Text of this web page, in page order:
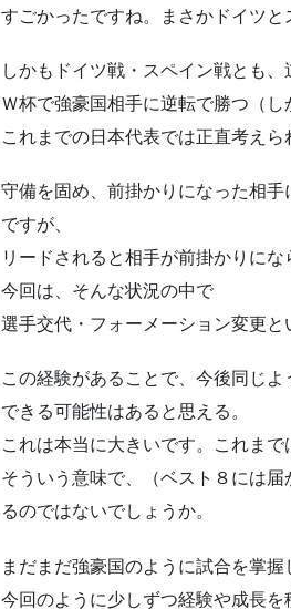
すごかったですね。まさかドイツと
しかもドイツ戦・スペイン戦とも、
Ｗ杯で強豪国相手に逆転で勝つ（
これまでの日本代表では正直考えら
守備を固め、前掛かりになった相
ですが、
リードされると相手が前掛かりに
今回は、そんな状況の中で
選手交代・フォーメーション変更と
この経験があることで、今後同じ
できる可能性はあると思える。
これは本当に大きいです。これま
そういう意味で、（ベスト８には
るのではないでしょうか。
まだまだ強豪国のように試合を掌
今回のように少しずつ経験や成長を